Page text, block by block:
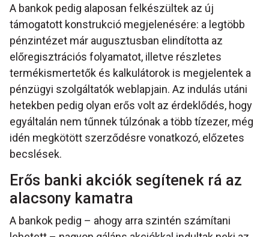
A bankok pedig alaposan felkészültek az új
támogatott konstrukció megjelenésére: a legtöbb
pénzintézet már augusztusban elindította az
előregisztrációs folyamatot, illetve részletes
termékismertetők és kalkulátorok is megjelentek a
pénzügyi szolgáltatók weblapjain. Az indulás utáni
hetekben pedig olyan erős volt az érdeklődés, hogy
egyáltalán nem tűnnek túlzónak a több tízezer, még
idén megkötött szerződésre vonatkozó, előzetes
becslések.
Erős banki akciók segítenek rá az
alacsony kamatra
A bankok pedig – ahogy arra szintén számítani